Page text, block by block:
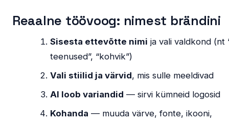
Reaalne töövoog: nimest brändini
Sisesta ettevõtte nimi ja vali valdkond (nt
teenused”, “kohvik”)
Vali stiilid ja värvid, mis sulle meeldivad
AI loob variandid — sirvi kümneid logosid
Kohanda — muuda värve, fonte, ikooni,